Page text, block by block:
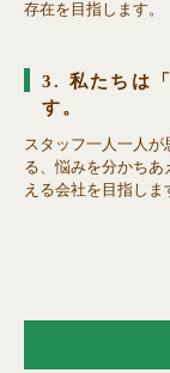
存在を目指します。
3. 私たちは
す。
スタッフ一人一人が
る、悩みを分かち
える会社を目指しま